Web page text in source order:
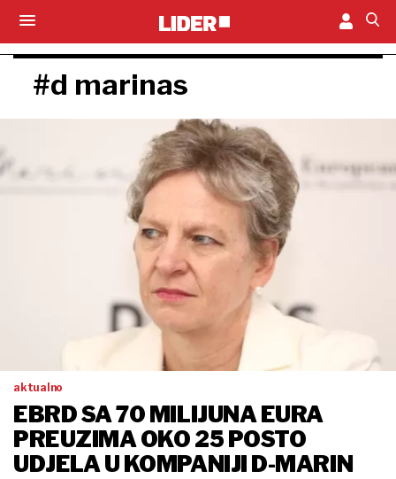
#d marinas
aktualno
EBRD SA 70 MILIJUNA EURA
PREUZIMA OKO 25 POSTO
UDJELA U KOMPANIJI D-MARIN